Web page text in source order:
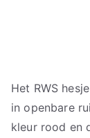
Het RWS
in openbare
kleur rood en